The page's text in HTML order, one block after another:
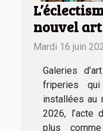
nouvel
Mardi 16 juin
Galeries
friperies
installées au
2026, l’acte
plus